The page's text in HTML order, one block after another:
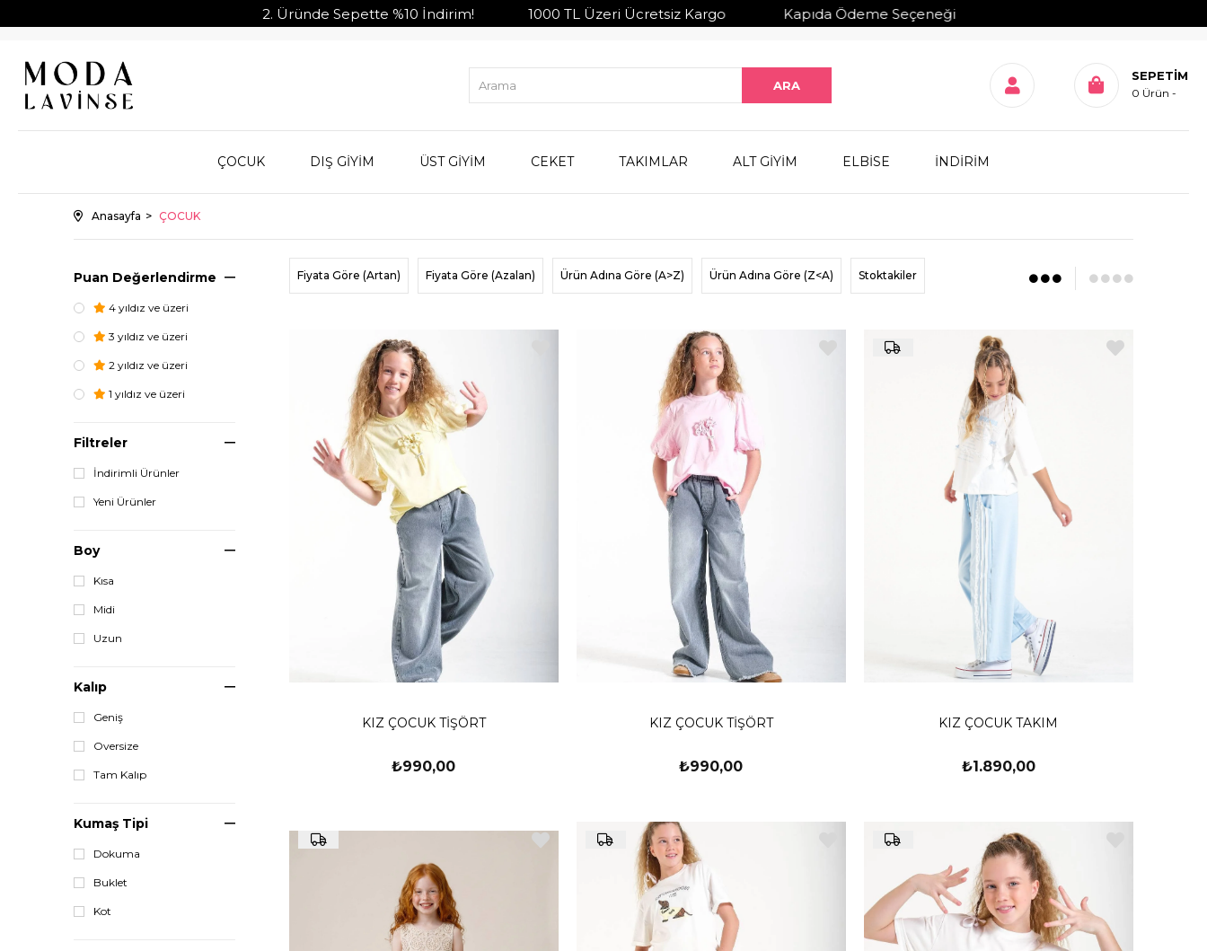
2. Üründe Sepette %10 İndirim! 1000 TL Üzeri Ücretsiz Kargo Kapıda Ödeme Seçeneği
SEPETIM
0 Ürün
ÇOCUK DIŞ GİYİM ÜST GİYİM CEKET TAKIMLAR ALT GİYİM ELBİSE İNDİRİM
Anasayfa ÇOCUK
Puan Değerlendirme
4 yıldız ve üzeri
3 yıldız ve üzeri
2 yıldız ve üzeri
1 yıldız ve üzeri
Filtreler
İndirimli Ürünler
Yeni Ürünler
Boy
Kısa
Midi
Uzun
Kalıp
Geniş
Oversize
Tam Kalıp
Kumaş Tipi
Dokuma
Buklet
Kot
Fiyata Göre (Artan) Fiyata Göre (Azalan) Ürün Adına Göre (A>Z) Ürün Adına Göre (Z<A) Stoktakiler
KIZ ÇOCUK TİŞÖRT
₺990,00
KIZ ÇOCUK TİŞÖRT
₺990,00
KIZ ÇOCUK TAKIM
₺1.890,00